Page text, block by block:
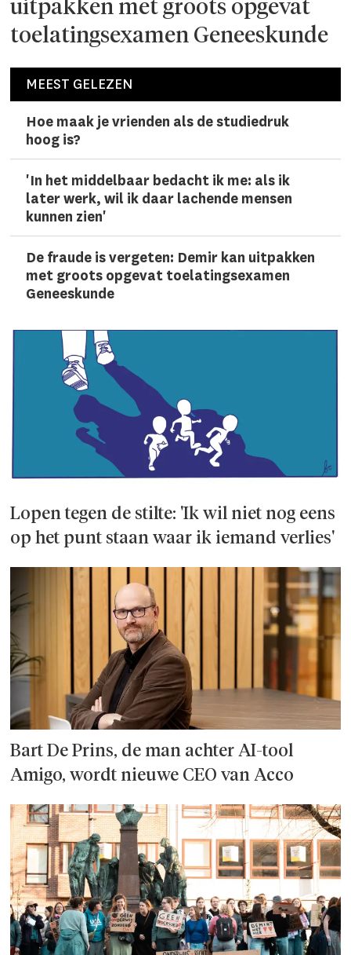
uitpakken met groots opgevat
toelatingsexamen Geneeskunde
MEEST GELEZEN
Hoe maak je vrienden als de studiedruk
hoog is?
'In het middelbaar bedacht ik me: als ik
later werk, wil ik daar lachen­de mensen
kunnen zien'
De fraude is vergeten: Demir kan uitpakken
met groots opgevat toelatingsexamen
Geneeskunde
Lopen tegen de stilte: 'Ik wil niet nog eens
op het punt staan waar ik iemand verlies'
Bart De Prins, de man achter AI-tool
Amigo, wordt nieuwe CEO van Acco